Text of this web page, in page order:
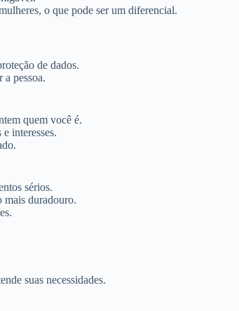
o que pode ser um diferencial.
de dados.
pessoa.
quem você é.
interesses.
sérios.
mais duradouro.
suas necessidades.